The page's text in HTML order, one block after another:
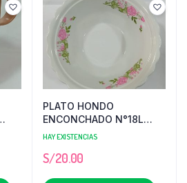
PLATO HONDO
ENCONCHADO N°18L
MELAFORM X 12 UNID
HAY EXISTENCIAS
S/20.00